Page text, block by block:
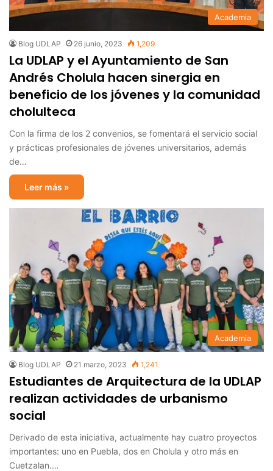
Academia
Blog UDLAP 26 junio, 2023 1,209
La UDLAP y el Ayuntamiento de San
Andrés Cholula hacen sinergia en
beneficio de los jóvenes y la comunidad
cholulteca
Con la firma de los 2 convenios, se fomentará el servicio social
y prácticas profesionales de jóvenes universitarios, además
de…
Leer más »
Academia
Blog UDLAP 21 marzo, 2023 1,241
Estudiantes de Arquitectura de la UDLAP
realizan actividades de urbanismo
social
Derivado de esta iniciativa, actualmente hay cuatro proyectos
importantes: uno en Puebla, dos en Cholula y otro más en
Cuetzalan.…